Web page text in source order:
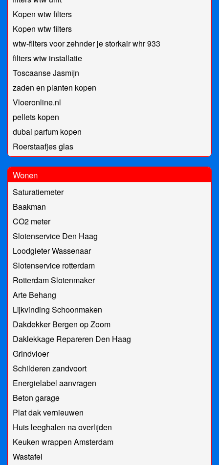
Kopen wtw filters
Kopen wtw filters
wtw-filters voor zehnder je storkair whr 933
filters wtw installatie
Toscaanse Jasmijn
zaden en planten kopen
Vloeronline.nl
pellets kopen
dubai parfum kopen
Roerstaafjes glas
Wonen
Saturatiemeter
Baakman
CO2 meter
Slotenservice Den Haag
Loodgieter Wassenaar
Slotenservice rotterdam
Rotterdam Slotenmaker
Arte Behang
Lijkvinding Schoonmaken
Dakdekker Bergen op Zoom
Daklekkage Repareren Den Haag
Grindvloer
Schilderen zandvoort
Energielabel aanvragen
Beton garage
Plat dak vernieuwen
Huis leeghalen na overlijden
Keuken wrappen Amsterdam
Wastafel